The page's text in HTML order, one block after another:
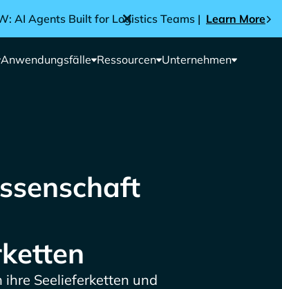
AI Agents Built for Logistics Teams | Learn More
Anwendungsfälle Ressourcen Unternehmen
Seelieferketten und